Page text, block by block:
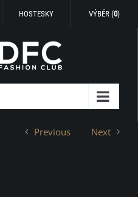
HOSTESKY VÝBĚR (0)
Previous Next